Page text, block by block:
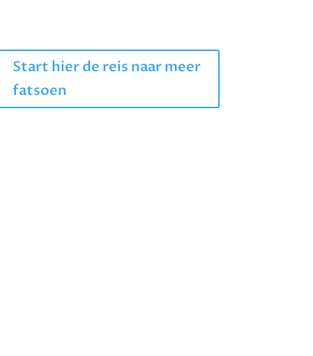
Start hier de reis naar meer
fatsoen